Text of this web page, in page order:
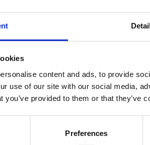
content and ads, to provide
use of our site with our social media,
you’ve provided to them or that they’ve
Preferences
en avant première directement